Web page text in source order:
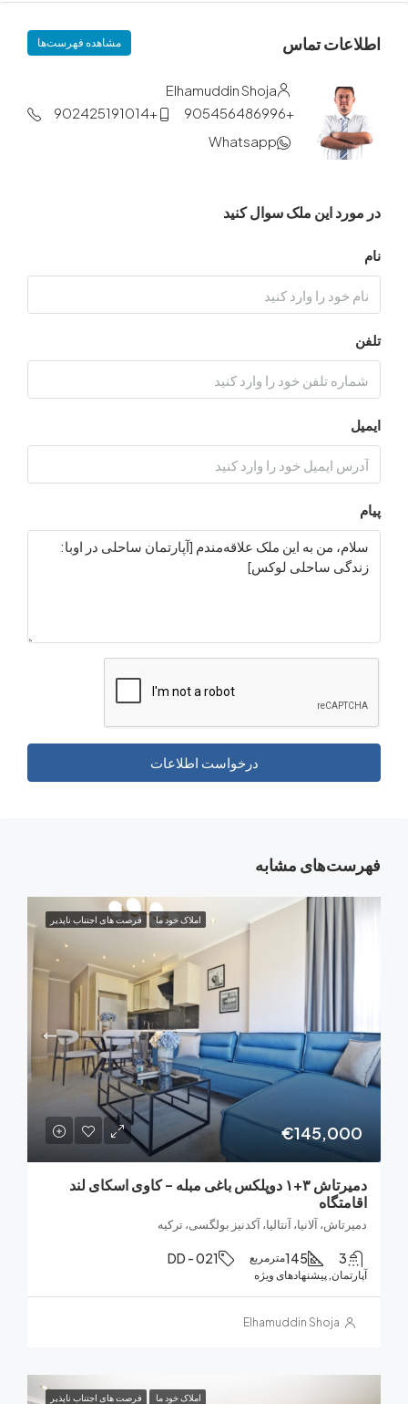
تماس مشاهده فهرست‌ها
Elhamuddin Shoja
+902425191014
+905456486996
Whatsapp
این ملک سوال کنید
درخواست اطلاعات
مشابه
املاک خود ما فرصت های اجتناب ناپذیر
دمیرتاش ۳+۱ دوپلکس باغی مبله – کاوی اسکای لند
آلانیا، آنتالیا، آکدنیز بولگسی، ترکیه
145 مترمربع DD - 021
پیشنهادهای ویژه
Elhamuddin Shoja
فرصت های اجتناب ناپذیر